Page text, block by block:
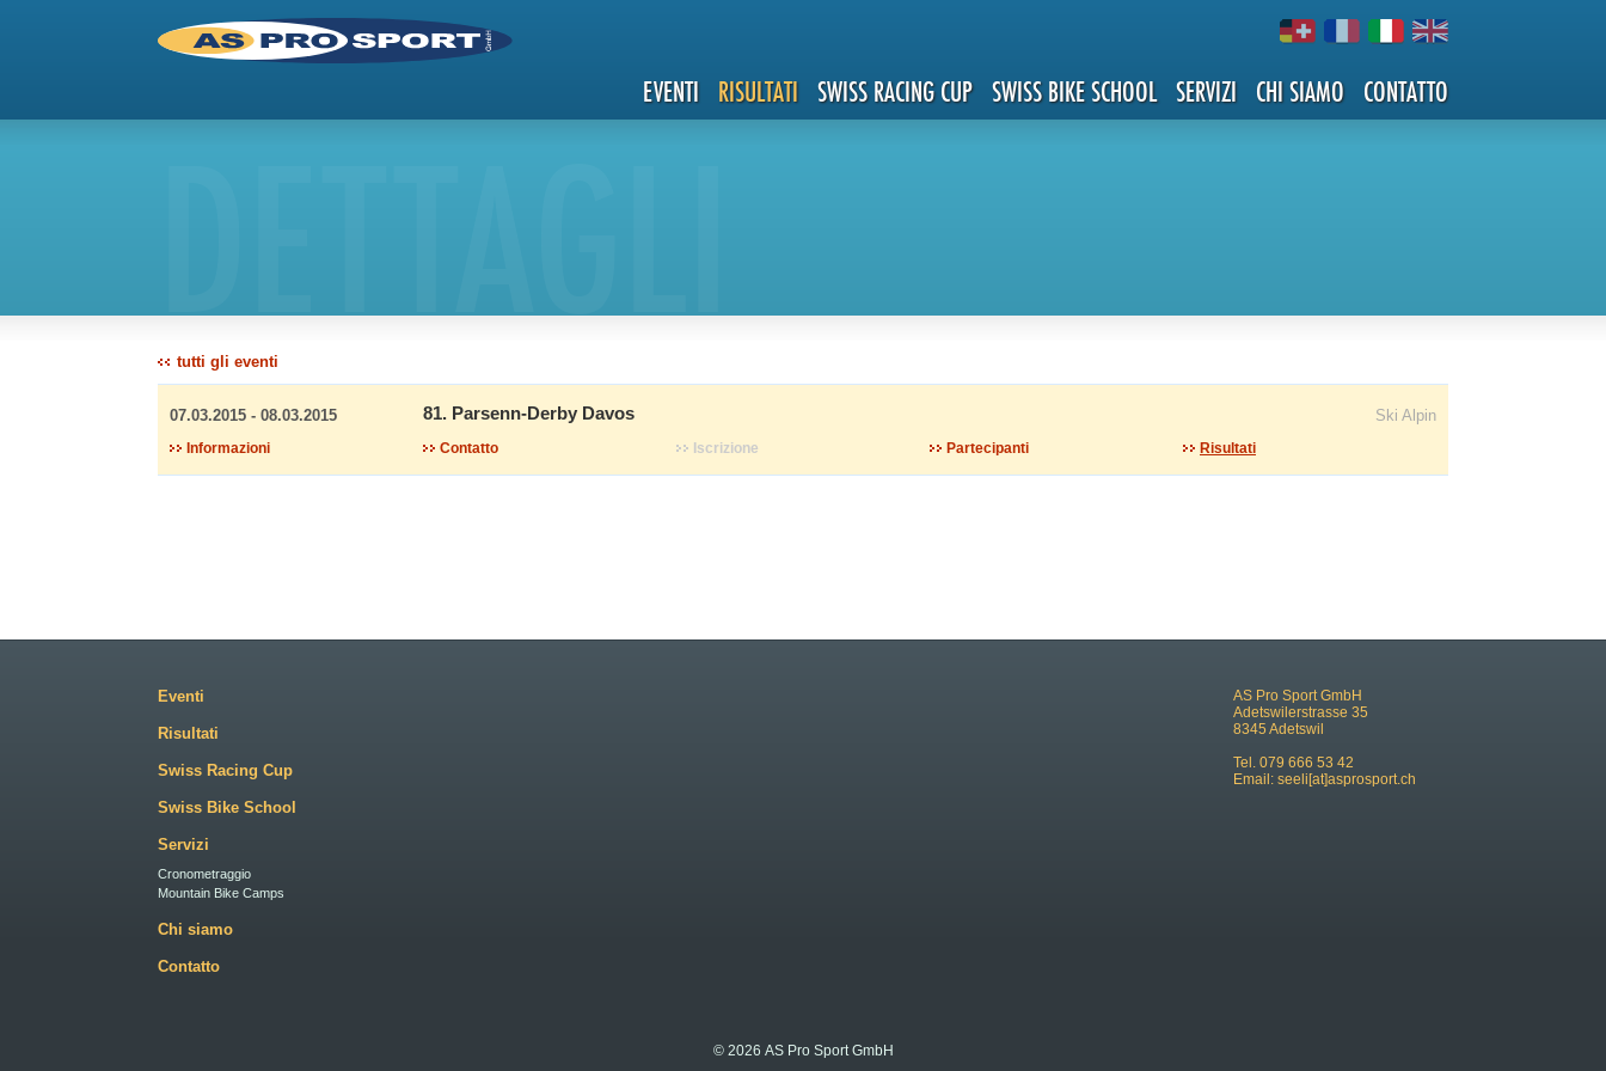
EVENTI RISULTATI SWISS RACING CUP SWISS BIKE SCHOOL SERVIZI CHI SIAMO CONTATTO
tutti gli eventi
07.03.2015 - 08.03.2015 Ski Alpin
81. Parsenn-Derby Davos
Informazioni Contatto Iscrizione Partecipanti Risultati
AS Pro Sport GmbH
Adetswilerstrasse 35
8345 Adetswil
Tel. 079 666 53 42
Email: seeli[at]asprosport.ch
Eventi
Risultati
Swiss Racing Cup
Swiss Bike School
Servizi
Cronometraggio
Mountain Bike Camps
Chi siamo
Contatto
© 2026 AS Pro Sport GmbH